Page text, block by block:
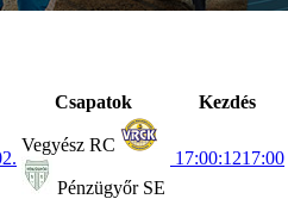
Csapatok Kezdés
Vegyész RC
Pénzügyőr SE
17:00:1217:00